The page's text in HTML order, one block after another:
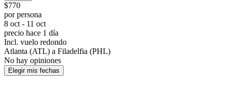
$770
por persona
8 oct - 11 oct
precio hace 1 día
Incl. vuelo redondo
Atlanta (ATL) a Filadelfia (PHL)
No hay opiniones
Elegir mis fechas